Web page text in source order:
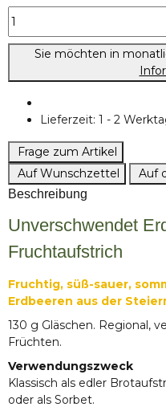
Sie möchten in
Lieferzeit: 1 - 2
Frage zum Artikel
Auf Wunschzettel
Auf
Beschreibung
Unverschwendet
Fruchtaufstrich
Fruchtig, süß-sauer,
Erdbeeren aus der
130 g Gläschen. Regional,
Früchten.
Verwendungszweck
Klassisch als edler
oder als Sorbet.